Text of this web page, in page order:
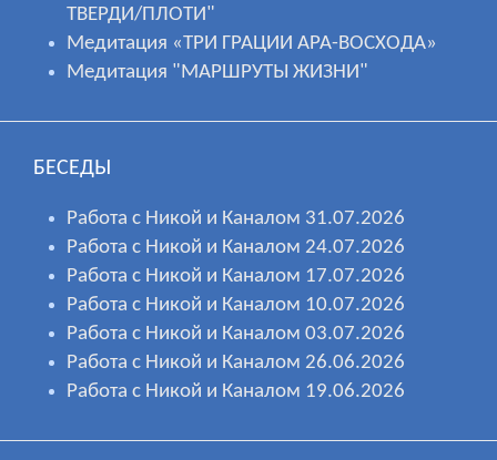
ТВЕРДИ/ПЛОТИ"
Медитация «ТРИ ГРАЦИИ АРА-ВОСХОДА»
Медитация "МАРШРУТЫ ЖИЗНИ"
БЕСЕДЫ
Работа с Никой и Каналом 31.07.2026
Работа с Никой и Каналом 24.07.2026
Работа с Никой и Каналом 17.07.2026
Работа с Никой и Каналом 10.07.2026
Работа с Никой и Каналом 03.07.2026
Работа с Никой и Каналом 26.06.2026
Работа с Никой и Каналом 19.06.2026